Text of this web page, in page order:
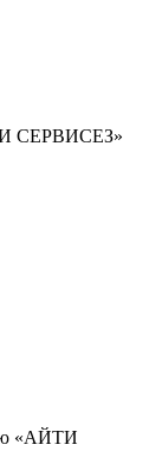
СЕРВИСЕЗ»
«АЙТИ